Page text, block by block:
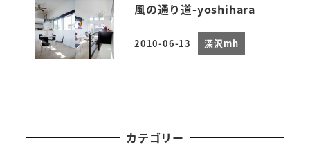
風の通り道-yoshihara
投稿日
2010-06-13 深沢mh
カテゴリー